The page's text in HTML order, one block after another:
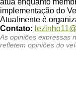
atua enquanto
implementação do
Atualmente é
Contato: